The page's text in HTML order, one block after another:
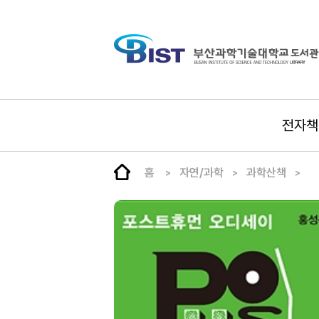
전자책
홈 자연/과학 과학산책